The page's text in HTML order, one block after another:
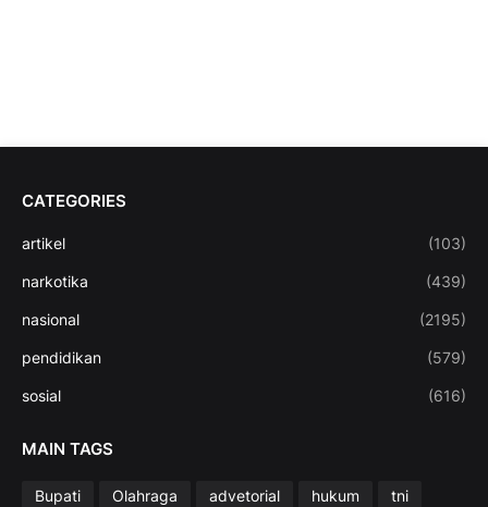
CATEGORIES
artikel (103)
narkotika (439)
nasional (2195)
pendidikan (579)
sosial (616)
MAIN TAGS
Bupati Olahraga advetorial hukum
tni